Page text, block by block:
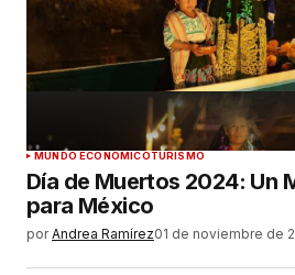
MUNDO ECONÓMICOTURISMO
Día de Muertos 2024: Un
para México
por Andrea Ramírez01 de noviembre de